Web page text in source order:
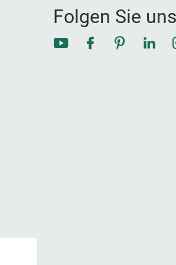
Folgen Sie uns
YouTubeFacebook
Pinterest